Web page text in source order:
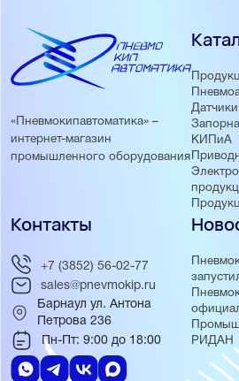
«Пневмокипавтоматика» –
интернет-магазин
промышленного оборудования
Датчики
КИПиА
РИДАН
Контакты
+7 (3852) 56-02-77
sales@pnevmokip.ru
Барнаул ул. Антона
Петрова 236
Пн-Пт: 9:00 до 18:00